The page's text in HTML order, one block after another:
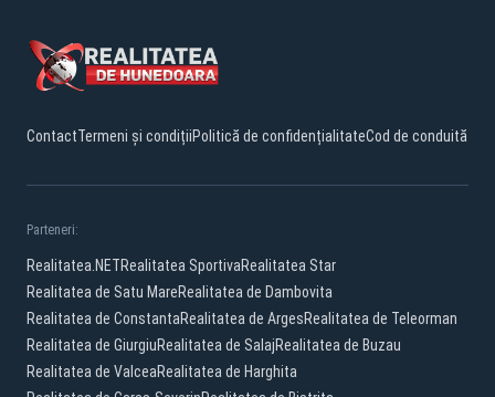
ContactTermeni și condițiiPolitică de confidențialitateCod de conduită
Parteneri:
Realitatea.NETRealitatea SportivaRealitatea Star
Realitatea de Satu MareRealitatea de Dambovita
Realitatea de ConstantaRealitatea de ArgesRealitatea de Teleorman
Realitatea de GiurgiuRealitatea de SalajRealitatea de Buzau
Realitatea de ValceaRealitatea de Harghita